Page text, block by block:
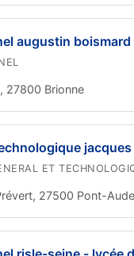
augustin
27800 Brionne
ET
27500 Pont-